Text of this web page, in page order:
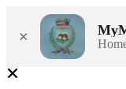
×